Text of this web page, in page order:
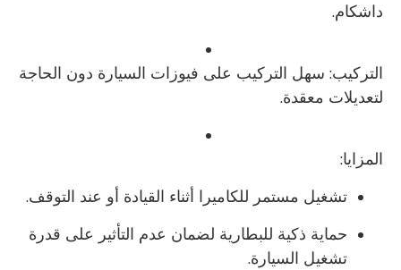
داشكام.
التركيب: سهل التركيب على فيوزات السيارة دون الحاجة
لتعديلات معقدة.
المزايا:
تشغيل مستمر للكاميرا أثناء القيادة أو عند التوقف.
حماية ذكية للبطارية لضمان عدم التأثير على قدرة
تشغيل السيارة.